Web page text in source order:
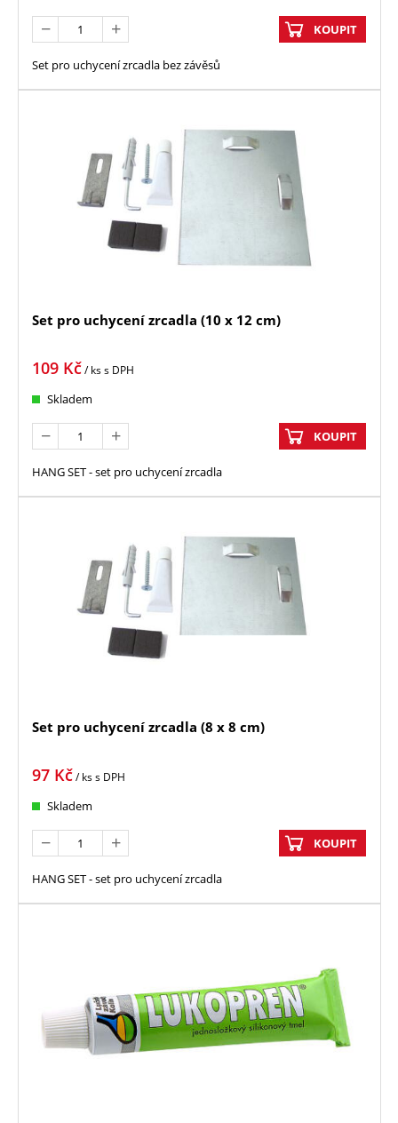
KOUPIT
Set pro uchycení zrcadla bez závěsů
Set pro uchycení zrcadla (10 x 12 cm)
109 Kč/ kss DPH
Skladem
KOUPIT
HANG SET - set pro uchycení zrcadla
Set pro uchycení zrcadla (8 x 8 cm)
97 Kč/ kss DPH
Skladem
KOUPIT
HANG SET - set pro uchycení zrcadla